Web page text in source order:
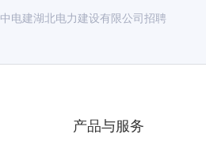
中电建湖北电力建设有限公司招聘
产品与服务